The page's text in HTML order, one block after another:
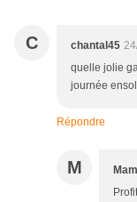
C chantal45
quelle jolie
journée
Répondre
M